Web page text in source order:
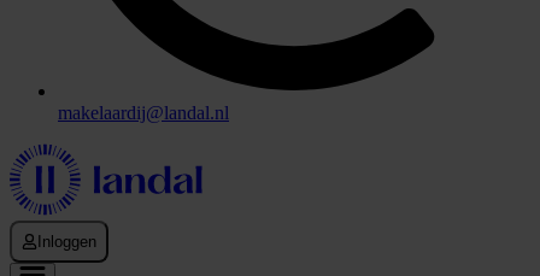
makelaardij@landal.nl
Inloggen